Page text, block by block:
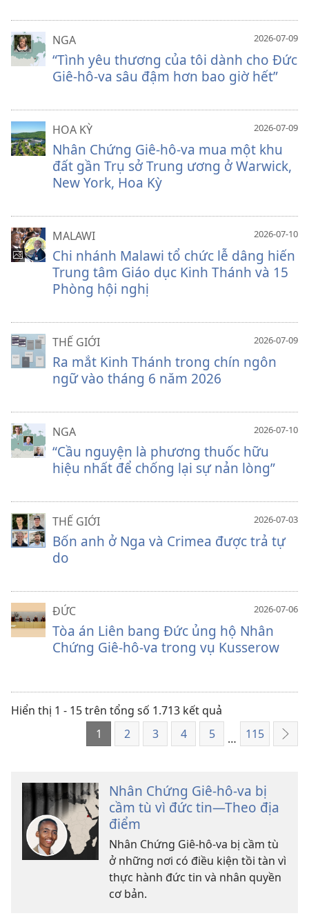
2026-07-09
NGA
“Tình yêu thương của tôi dành cho Đức
Giê-hô-va sâu đậm hơn bao giờ hết”
2026-07-09
HOA KỲ
Nhân Chứng Giê-hô-va mua một khu
đất gần Trụ sở Trung ương ở Warwick,
New York, Hoa Kỳ
2026-07-10
MALAWI
Chi nhánh Malawi tổ chức lễ dâng hiến
Trung tâm Giáo dục Kinh Thánh và 15
Phòng hội nghị
2026-07-09
THẾ GIỚI
Ra mắt Kinh Thánh trong chín ngôn
ngữ vào tháng 6 năm 2026
2026-07-10
NGA
“Cầu nguyện là phương thuốc hữu
hiệu nhất để chống lại sự nản lòng”
2026-07-03
THẾ GIỚI
Bốn anh ở Nga và Crimea được trả tự
do
2026-07-06
ĐỨC
Tòa án Liên bang Đức ủng hộ Nhân
Chứng Giê-hô-va trong vụ Kusserow
Hiển thị 1 - 15 trên tổng số 1.713 kết quả
1
2 3 4 5 … 115
Tiếp
Nhân Chứng Giê-hô-va bị
cầm tù vì đức tin—Theo địa
điểm
Nhân Chứng Giê-hô-va bị cầm tù
ở những nơi có điều kiện tồi tàn vì
thực hành đức tin và nhân quyền
cơ bản.